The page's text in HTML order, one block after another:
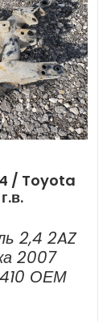
4 / Toyota
2,4 2AZ
2007
ОЕМ